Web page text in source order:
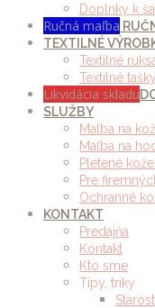
Doplnky k
Ručná maľba
TEXTILNÉ
Textilné
Textilné
Likvidácia skladu
SLUŽBY
Maľba na
Maľba na
Pletené
Pre
Ochranné
KONTAKT
Predajňa
Kontakt
Kto sme
Tipy, triky